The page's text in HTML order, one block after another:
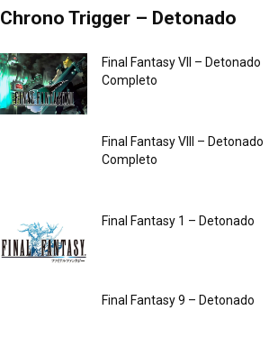
Chrono Trigger – Detonado
Final Fantasy VII – Detonado
Completo
Final Fantasy VIII – Detonado
Completo
Final Fantasy 1 – Detonado
Final Fantasy 9 – Detonado